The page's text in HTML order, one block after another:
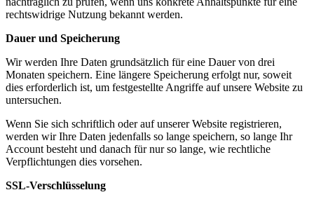
rechtswidrige Nutzung bekannt werden.
Dauer und Speicherung
Wir werden Ihre Daten grundsätzlich für eine Dauer von drei
Monaten speichern. Eine längere Speicherung erfolgt nur, soweit
dies erforderlich ist, um festgestellte Angriffe auf unsere Website zu
untersuchen.
Wenn Sie sich schriftlich oder auf unserer Website registrieren,
werden wir Ihre Daten jedenfalls so lange speichern, so lange Ihr
Account besteht und danach für nur so lange, wie rechtliche
Verpflichtungen dies vorsehen.
SSL-Verschlüsselung